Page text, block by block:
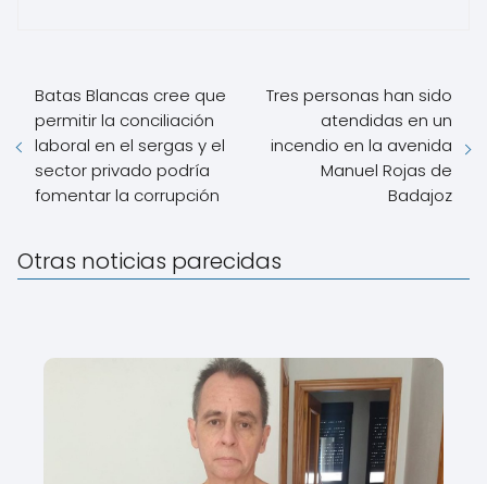
Batas Blancas cree que
permitir la conciliación
laboral en el sergas y el
sector privado podría
fomentar la corrupción
Tres personas han sido
atendidas en un
incendio en la avenida
Manuel Rojas de
Badajoz
Otras noticias parecidas